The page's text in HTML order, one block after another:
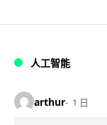
人工智能
arthur 1 日